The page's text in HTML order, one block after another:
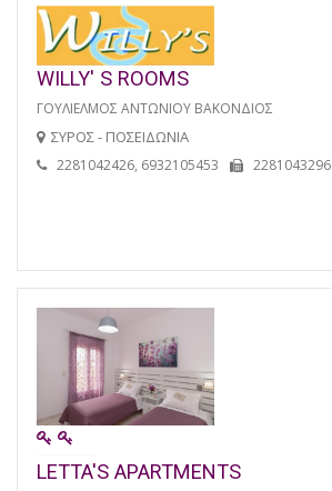
WILLY' S ROOMS
ΓΟΥΛΙΕΛΜΟΣ ΑΝΤΩΝΙΟΥ ΒΑΚΟΝΔΙΟΣ
ΣΥΡΟΣ - ΠΟΣΕΙΔΩΝΙΑ
2281042426, 6932105453 2281043296
LETTA'S APARTMENTS